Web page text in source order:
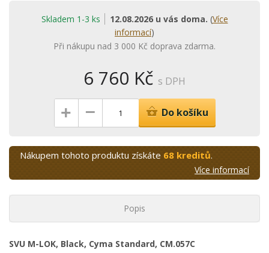
Skladem 1-3 ks 12.08.2026 u vás doma. (Více
informací)
Při nákupu nad 3 000 Kč doprava zdarma.
6 760 Kč s DPH
+ – Do košíku
Nákupem tohoto produktu získáte 68 kreditů.
Více informací
Popis
SVU M-LOK, Black, Cyma Standard, CM.057C